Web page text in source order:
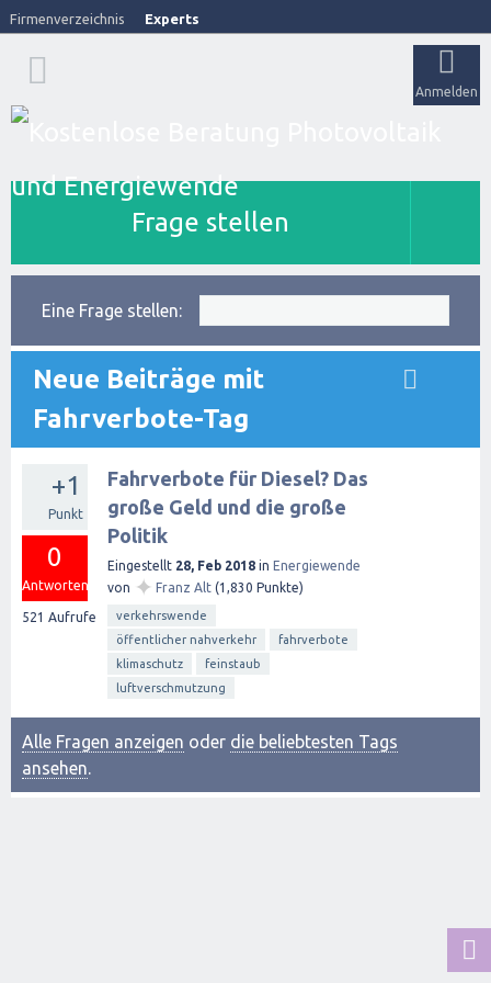
Firmenverzeichnis Experts
Anmelden
Frage stellen
Eine Frage stellen:
Neue Beiträge mit
Fahrverbote-Tag
+1
Punkt
0
Antworten
521 Aufrufe
Fahrverbote für Diesel? Das
große Geld und die große
Politik
Eingestellt 28, Feb 2018 in Energiewende
von ✦ Franz Alt (1,830 Punkte)
verkehrswende
öffentlicher nahverkehr
fahrverbote
klimaschutz
feinstaub
luftverschmutzung
Alle Fragen anzeigen oder die beliebtesten Tags
ansehen.